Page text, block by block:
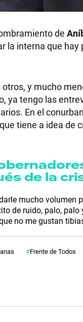
de
la interna que hay
y mucho
ya tengo las
En el
tiene a idea de
de la
mucho
de ruido, palo,
no me gustan
Frente de Todos